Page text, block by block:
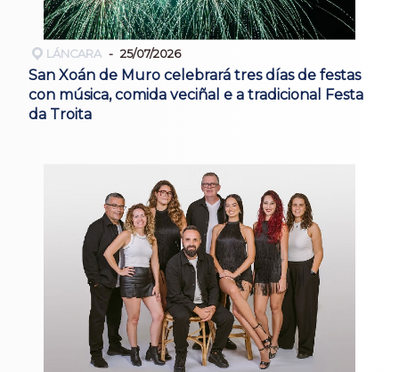
LÁNCARA 25/07/2026
San Xoán de Muro celebrará tres días de festas
con música, comida veciñal e a tradicional Festa
da Troita